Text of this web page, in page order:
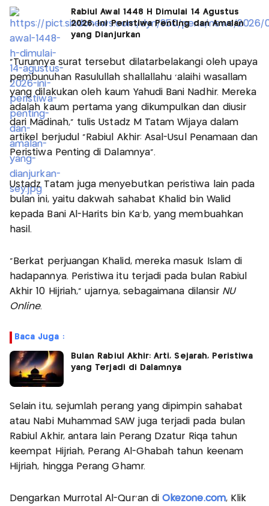
Rabiul Awal 1448 H Dimulai 14 Agustus
2026, Ini Peristiwa Penting dan Amalan
yang Dianjurkan
"Turunnya surat tersebut dilatarbelakangi oleh upaya
pembunuhan Rasulullah shallallahu ‘alaihi wasallam
yang dilakukan oleh kaum Yahudi Bani Nadhir. Mereka
adalah kaum pertama yang dikumpulkan dan diusir
dari Madinah," tulis Ustadz M Tatam Wijaya dalam
artikel berjudul “Rabiul Akhir: Asal-Usul Penamaan dan
Peristiwa Penting di Dalamnya”.
Ustadz Tatam juga menyebutkan peristiwa lain pada
bulan ini, yaitu dakwah sahabat Khalid bin Walid
kepada Bani Al-Harits bin Ka'b, yang membuahkan
hasil.
"Berkat perjuangan Khalid, mereka masuk Islam di
hadapannya. Peristiwa itu terjadi pada bulan Rabiul
Akhir 10 Hijriah," ujarnya, sebagaimana dilansir NU
Online.
Baca Juga :
Bulan Rabiul Akhir: Arti, Sejarah, Peristiwa
yang Terjadi di Dalamnya
Selain itu, sejumlah perang yang dipimpin sahabat
atau Nabi Muhammad SAW juga terjadi pada bulan
Rabiul Akhir, antara lain Perang Dzatur Riqa tahun
keempat Hijriah, Perang Al-Ghabah tahun keenam
Hijriah, hingga Perang Ghamr.
Dengarkan Murrotal Al-Qur'an diOkezone.com, Klik